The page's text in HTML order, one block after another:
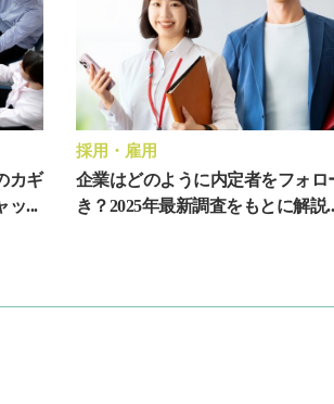
カギ
ッ...
採用・雇用
企業はどのように内定者をフォロ
き？2025年最新調査をもとに解説